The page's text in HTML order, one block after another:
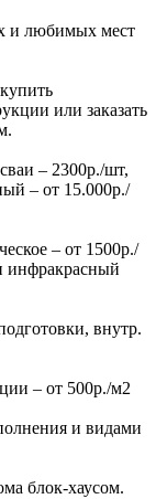
и любимых мест
или заказать
– 2300р./шт,
– от 15.000р./
– от 1500р./
инфракрасный
внутр.
– от 500р./м2
и видами
блок-хаусом.